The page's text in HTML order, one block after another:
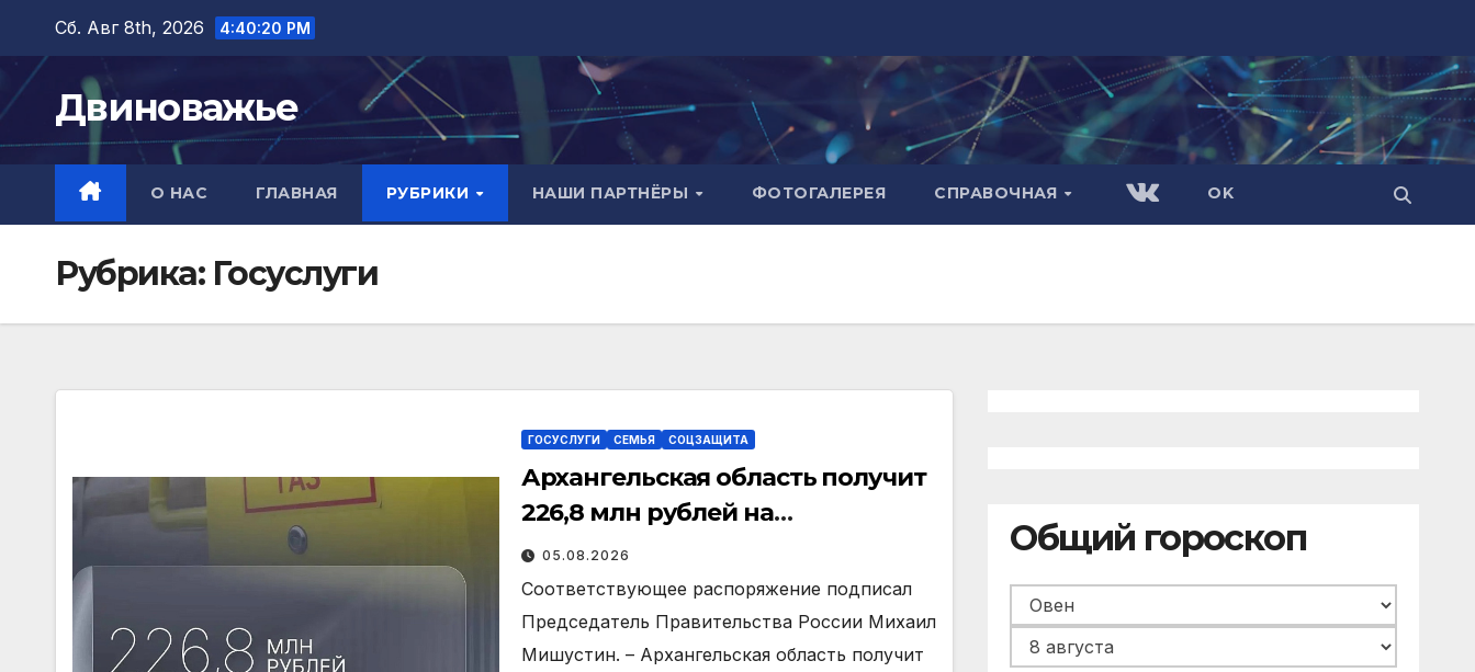
Перейти
содержимому
Сб. Авг 8th, 2026 4:40:22 PM
Двиноважье
О НАС ГЛАВНАЯ РУБРИКИ НАШИ ПАРТНЁРЫ ФОТОГАЛЕРЕЯ СПРАВОЧНАЯ OK
Рубрика: Госуслуги
ГОСУСЛУГИ СЕМЬЯ СОЦЗАЩИТА
Архангельская область получит
226,8 млн рублей на
компенсацию расходов по
оплате ЖКУ
05.08.2026
Соответствующее распоряжение подписал
Председатель Правительства России Михаил
Мишустин. – Архангельская область получит
Общий гороскоп